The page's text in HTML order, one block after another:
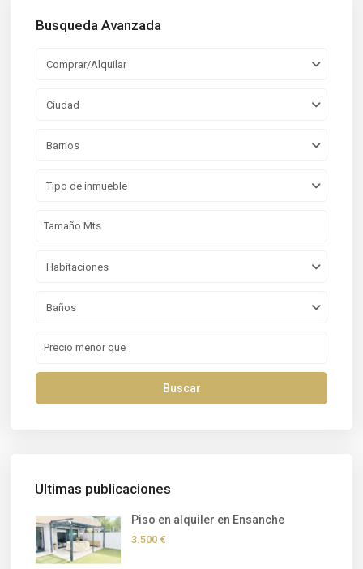
Busqueda Avanzada
Comprar/Alquilar
Ciudad
Barrios
Tipo de inmueble
Habitaciones
Baños
Buscar
Ultimas publicaciones
Piso en alquiler en Ensanche
3.500 €